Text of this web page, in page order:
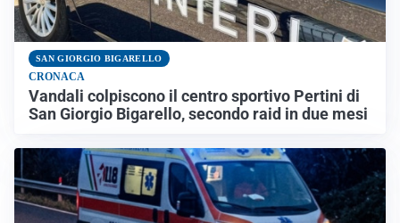
SAN GIORGIO BIGARELLO
CRONACA
Vandali colpiscono il centro sportivo Pertini di
San Giorgio Bigarello, secondo raid in due mesi